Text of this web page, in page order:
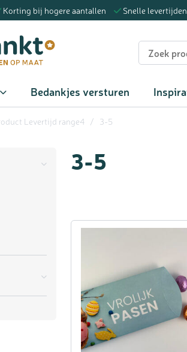
Korting bij hogere aantallen Snelle levertijden
Bedankjes versturen
Levertijd range4 / 3-5
3-5